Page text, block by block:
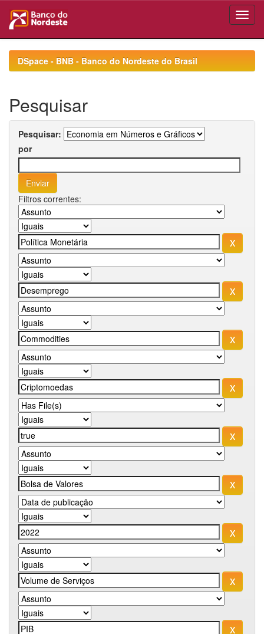
navigationDSpace - BNB - Banco do Nordeste do Brasil
Pesquisar
Pesquisar:
por
Filtros correntes: